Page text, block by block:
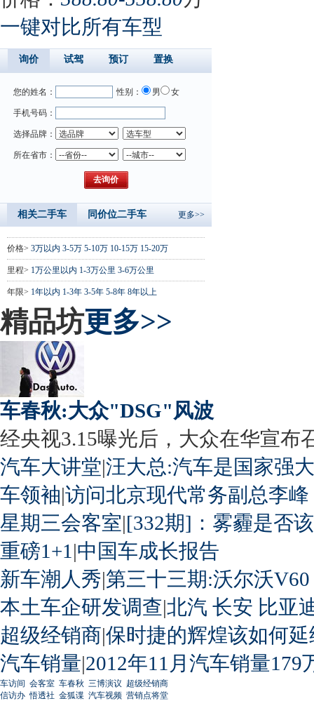
一键对比所有车型
询价 试驾 预订 置换
您的姓名： 性别： 男 女
手机号码：
选择品牌：
所在省市：
相关二手车 同价位二手车 更多>>
价格> 3万以内 3-5万 5-10万 10-15万 15-20万
里程> 1万公里以内 1-3万公里 3-6万公里
年限> 1年以内 1-3年 3-5年 5-8年 8年以上
精品坊更多>>
车春秋:大众"DSG"风波
经央视3.15曝光后，大众在华宣布
汽车大讲堂|汪大总:汽车是国家强
车领袖|访问北京现代常务副总李峰
星期三会客室|[332期]：雾霾是否
重磅1+1 |中国车成长报告
新车潮人秀|第三十三期:沃尔沃
本土车企研发调查|北汽 长安 比亚
超级经销商|保时捷的辉煌该如何延
汽车销量|2012年11月汽车销量179
车访间 会客室 车春秋 三博演议 超级经销商
信访办 悟透社 金狐谍 汽车视频 营销点将堂